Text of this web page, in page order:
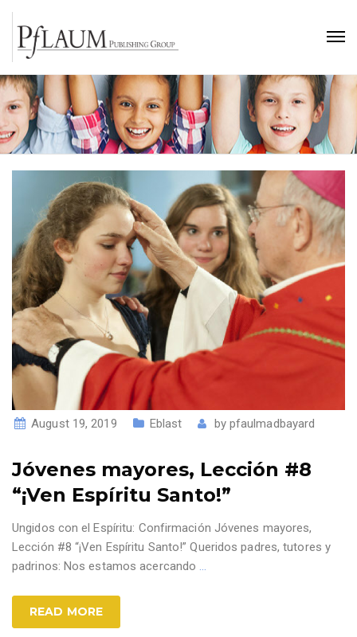
August 19, 2019 Eblast by pfaulmadbayard
Jóvenes mayores, Lección #8
“¡Ven Espíritu Santo!”
Ungidos con el Espíritu: Confirmación Jóvenes mayores,
Lección #8 “¡Ven Espíritu Santo!” Queridos padres, tutores y
padrinos: Nos estamos acercando …
READ MORE